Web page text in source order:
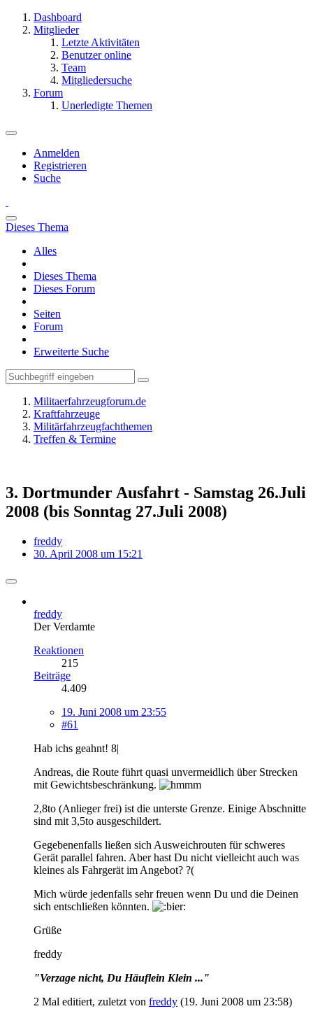
Dashboard
Mitglieder
Letzte Aktivitäten
Benutzer online
Team
Mitgliedersuche
Forum
Unerledigte Themen
Anmelden
Registrieren
Suche
Dieses Thema
Alles
Dieses Thema
Dieses Forum
Seiten
Forum
Erweiterte Suche
Militaerfahrzeugforum.de
Kraftfahrzeuge
Militärfahrzeugfachthemen
Treffen & Termine
3. Dortmunder Ausfahrt - Samstag 26.Juli
2008 (bis Sonntag 27.Juli 2008)
freddy
30. April 2008 um 15:21
freddy
Der Verdamte
Reaktionen
215
Beiträge
4.409
19. Juni 2008 um 23:55
#61
Hab ichs geahnt! 8|
Andreas, die Route führt quasi unvermeidlich über Strecken
mit Gewichtsbeschränkung.
2,8to (Anlieger frei) ist die unterste Grenze. Einige Abschnitte
sind mit 3,5to ausgeschildert.
Gegebenenfalls ließen sich Ausweichrouten für schweres
Gerät parallel fahren. Aber hast Du nicht vielleicht auch was
kleines als Fahrgerät im Angebot? ?(
Mich würde jedenfalls sehr freuen wenn Du und die Deinen
sich entschließen könnten.
Grüße
freddy
"Verzage nicht, Du Häuflein Klein ..."
2 Mal editiert, zuletzt von freddy (19. Juni 2008 um 23:58)